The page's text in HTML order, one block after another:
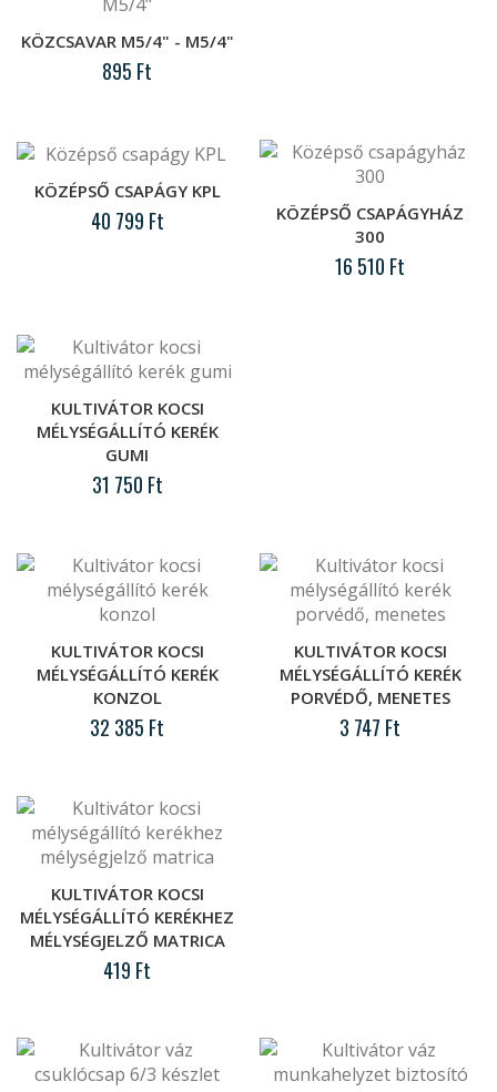
Közcsavar M1" - F5/4"
Közcsavar M5/4" - M5/4"
..
Középső csapágyház 300
..
..
Kultivátor kocsi mélységállító kerék
konzol
..
Kultivátor kocsi mélységállító kerék
porvédő, menetes
..
Kultivátor kocsi mélységállító kerékhez
mélységjelző matrica
..
KÖZCSAVAR M5/4" - M5/4"
895 Ft
KÖZÉPSŐ CSAPÁGY KPL
40 799 Ft
KÖZÉPSŐ CSAPÁGYHÁZ
300
16 510 Ft
KULTIVÁTOR KOCSI
MÉLYSÉGÁLLÍTÓ KERÉK
GUMI
31 750 Ft
KULTIVÁTOR KOCSI
MÉLYSÉGÁLLÍTÓ KERÉK
KONZOL
32 385 Ft
KULTIVÁTOR KOCSI
MÉLYSÉGÁLLÍTÓ KERÉK
PORVÉDŐ, MENETES
3 747 Ft
KULTIVÁTOR KOCSI
MÉLYSÉGÁLLÍTÓ KERÉKHEZ
MÉLYSÉGJELZŐ MATRICA
419 Ft